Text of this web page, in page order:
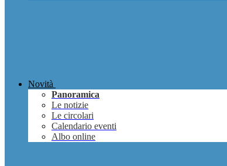
Novità
Panoramica
Le notizie
Le circolari
Calendario eventi
Albo online